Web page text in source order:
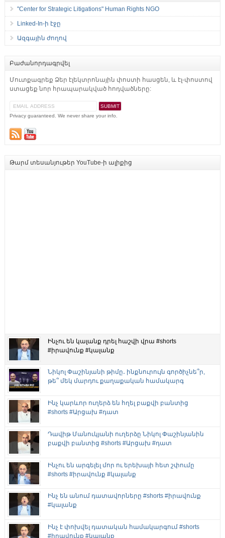
"Center for Strategic Litigations" Human Rights NGO
Linked-In-ի էջը
Ազգային ժողով
Բաժանորդագրվել
Մուտքագրեք Ձեր էլեկտրոնային փոստի հասցեն, և էլ-փոստով
ստացեք նոր հրապարակված հոդվածները:
Privacy guaranteed. We never share your info.
Թարմ տեսանյութեր YouTube-ի ալիքից
Ինչու են կալանք դրել հաշվի վրա #shorts
#իրավունք #կալանք
Նիկոլ Փաշինյանի թիմը․ ինքնուրույն գործիչնե՞ր,
թե՞ մեկ մարդու քաղաքական համակարգ
Ինչ կարևոր ուղերձ են հղել բաքվի բանտից
#shorts #Արցախ #դատ
Դավիթ Մանուկյանի ուղերձը Նիկոլ Փաշինյանին
բաքվի բանտից #shorts #Արցախ #դատ
Ինչու են արգելել մոր ու երեխայի հետ շփումը
#shorts #իրավունք #կալանք
Ինչ են անում դատավորները #shorts #իրավունք
#կալանք
Ինչ է փոխվել դատական համակարգում #shorts
#իրավունք #կալանք